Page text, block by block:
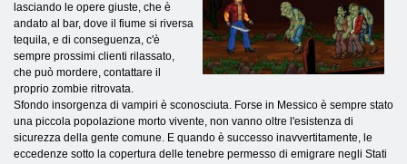
lasciando le opere giuste, che è
andato al bar, dove il fiume si riversa
tequila, e di conseguenza, c'è
sempre prossimi clienti rilassato,
che può mordere, contattare il
proprio zombie ritrovata.
Sfondo insorgenza di vampiri è sconosciuta. Forse in Messico è sempre stato
una piccola popolazione morto vivente, non vanno oltre l'esistenza di
sicurezza della gente comune. E quando è successo inavvertitamente, le
eccedenze sotto la copertura delle tenebre permesso di emigrare negli Stati